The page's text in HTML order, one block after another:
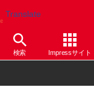
Translate
検索 Impressサイト